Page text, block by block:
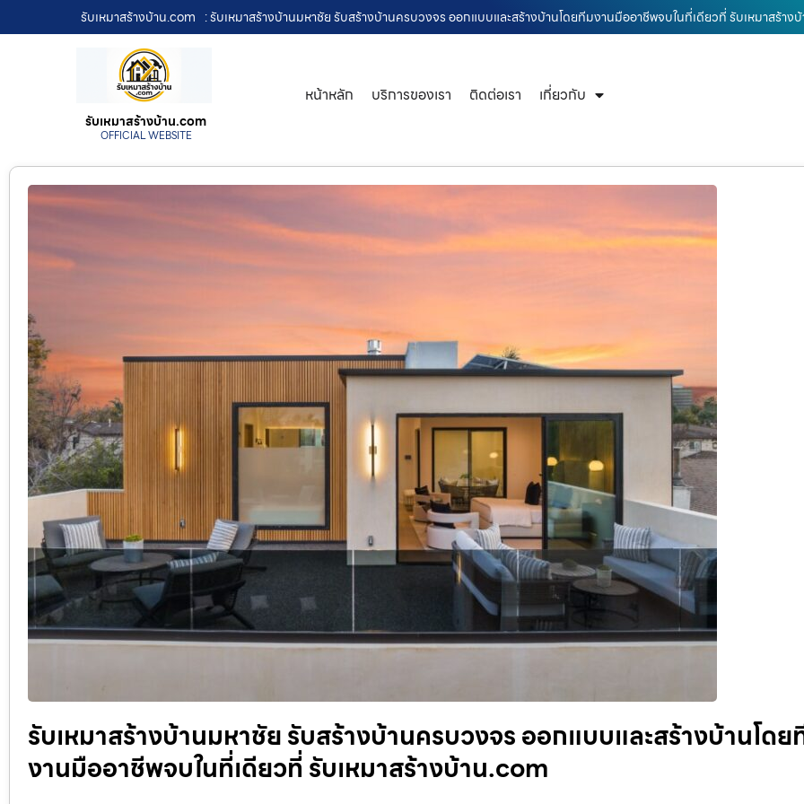
รับเหมาสร้างบ้าน.com : รับเหมาสร้างบ้านมหาชัย รับสร้างบ้านครบวงจร ออกแบบและสร้างบ้านโดยทีมงานมืออาชีพจบในที่เดียวที่ รับเหมาสร้าง
รับเหมาสร้างบ้าน.com
OFFICIAL WEBSITE
หน้าหลัก บริการของเรา ติดต่อเรา เกี่ยวกับ
รับเหมาสร้างบ้านมหาชัย รับสร้างบ้านครบวงจร ออกแบบและสร้างบ้านโดย
งานมืออาชีพจบในที่เดียวที่ รับเหมาสร้างบ้าน.com